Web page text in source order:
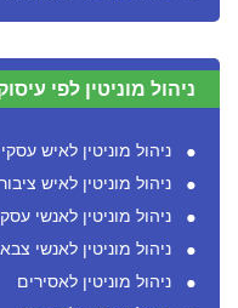
ניהול מוניטין לפי עיסוק
ניהול מוניטין לאיש עסקים
ניהול מוניטין לאיש ציבור
ניהול מוניטין לאנשי עסקים
ניהול מוניטין לאנשי צבא
ניהול מוניטין לאסירים